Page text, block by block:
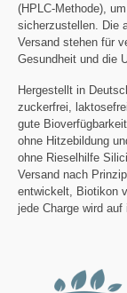
(HPLC-Methode),
sicherzustellen. Die
Versand stehen für
Gesundheit und die
Hergestellt in
zuckerfrei,
gute
ohne Hitzebildung
ohne Rieselhilfe
Versand nach
entwickelt, Biotikon
jede Charge wird